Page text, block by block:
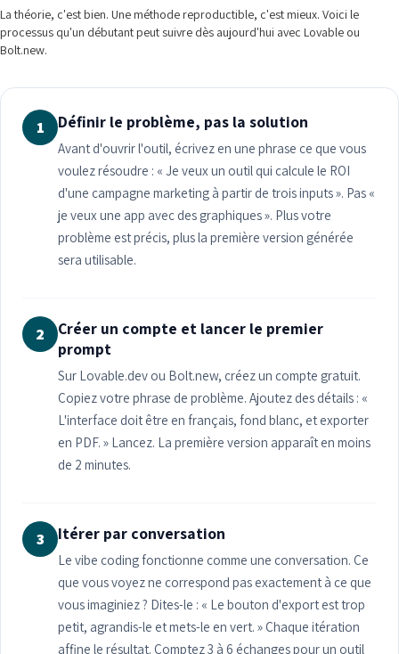
La théorie, c'est bien. Une méthode reproductible, c'est mieux. Voici le
processus qu'un débutant peut suivre dès aujourd'hui avec Lovable ou
Bolt.new.
1 Définir le problème, pas la solution
Avant d'ouvrir l'outil, écrivez en une phrase ce que vous
voulez résoudre : « Je veux un outil qui calcule le ROI
d'une campagne marketing à partir de trois inputs ». Pas «
je veux une app avec des graphiques ». Plus votre
problème est précis, plus la première version générée
sera utilisable.
2
Créer un compte et lancer le premier
prompt
Sur Lovable.dev ou Bolt.new, créez un compte gratuit.
Copiez votre phrase de problème. Ajoutez des détails : «
L'interface doit être en français, fond blanc, et exporter
en PDF. » Lancez. La première version apparaît en moins
de 2 minutes.
3 Itérer par conversation
Le vibe coding fonctionne comme une conversation. Ce
que vous voyez ne correspond pas exactement à ce que
vous imaginiez ? Dites-le : « Le bouton d'export est trop
petit, agrandis-le et mets-le en vert. » Chaque itération
affine le résultat. Comptez 3 à 6 échanges pour un outil